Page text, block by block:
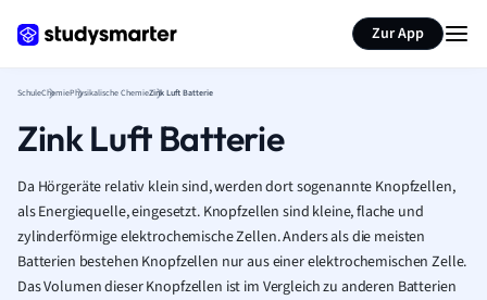
Zur App
SchuleChemiePhysikalische ChemieZink Luft Batterie
Zink Luft Batterie
Da Hörgeräte relativ klein sind, werden dort sogenannte Knopfzellen,
als Energiequelle, eingesetzt. Knopfzellen sind kleine, flache und
zylinderförmige elektrochemische Zellen. Anders als die meisten
Batterien bestehen Knopfzellen nur aus einer elektrochemischen Zelle.
Das Volumen dieser Knopfzellen ist im Vergleich zu anderen Batterien
Seite zusammenfassen